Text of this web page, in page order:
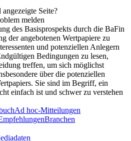
Seite?
melden
des Basisprospekts durch die BaFin
der angebotenen Wertpapiere zu
und potenziellen Anlegern
Bedingungen zu lesen,
treffen, um sich möglichst
über die potenziellen
Sie sind im Begriff, ein
einfach ist und schwer zu verstehen
Ad hoc-Mitteilungen
Branchen